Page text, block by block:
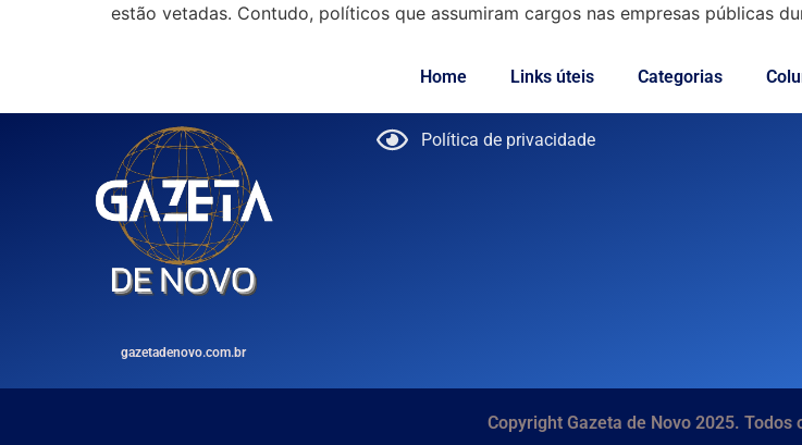
estão vetadas. Contudo, políticos que assumiram cargos nas empresas públicas
Home Links úteis Categorias
gazetadenovo.com.br
Política de privacidade
Copyright Gazeta de Novo 2025.